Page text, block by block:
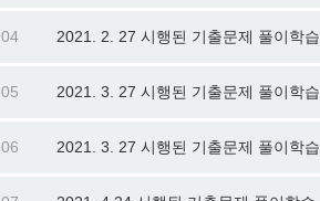
04 2021. 2. 27 시행된 기출문제 풀이학습
05 2021. 3. 27 시행된 기출문제 풀이학습
06 2021. 3. 27 시행된 기출문제 풀이학습